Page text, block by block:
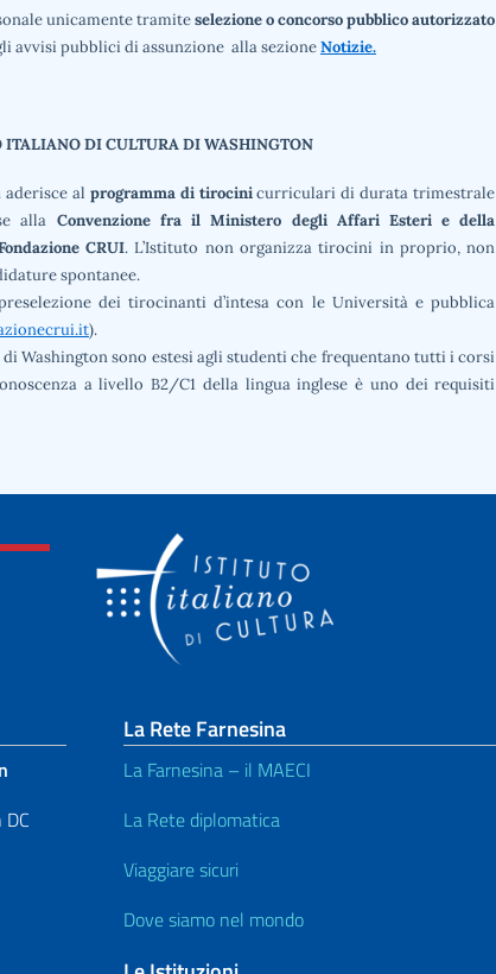
unicamente tramiteselezione o concorso pubblico autorizzato
avvisi pubblici di assunzione alla sezioneNotizie.
ITALIANO DI CULTURA DI WASHINGTON
al programma di tirocinicurriculari di durata trimestrale
alla Convenzione fra il Ministero degli Affari Esteri e della
CRUI. L’Istituto non organizza tirocini in proprio, non
spontanee.
dei tirocinanti d’intesa con le Università e pubblica
).
Washington sono estesi agli studenti che frequentano tutti i corsi
a livello B2/C1 della lingua inglese è uno dei requisiti
La Rete Farnesina
La Farnesina – il MAECI
La Rete diplomatica
Viaggiare sicuri
Dove siamo nel mondo